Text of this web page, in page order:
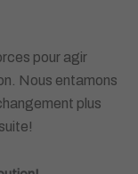
pour agir
Nous entamons
plus